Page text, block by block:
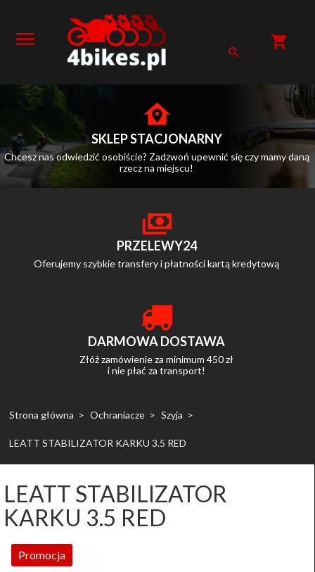
SKLEP STACJONARNY
Chcesz nas odwiedzić osobiście? Zadzwoń upewnić się czy mamy daną
rzecz na miejscu!
PRZELEWY24
Oferujemy szybkie transfery i płatności kartą kredytową
DARMOWA DOSTAWA
Złóż zamówienie za minimum 450 zł
i nie płać za transport!
Strona główna Ochraniacze Szyja
LEATT STABILIZATOR KARKU 3.5 RED
LEATT STABILIZATOR
KARKU 3.5 RED
Promocja